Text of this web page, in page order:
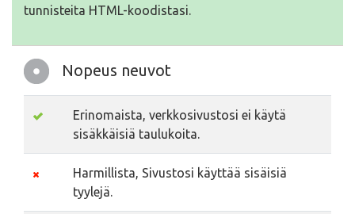
tunnisteita HTML-koodistasi.
Nopeus neuvot
Erinomaista, verkkosivustosi ei käytä
sisäkkäisiä taulukoita.
Harmillista, Sivustosi käyttää sisäisiä
tyylejä.